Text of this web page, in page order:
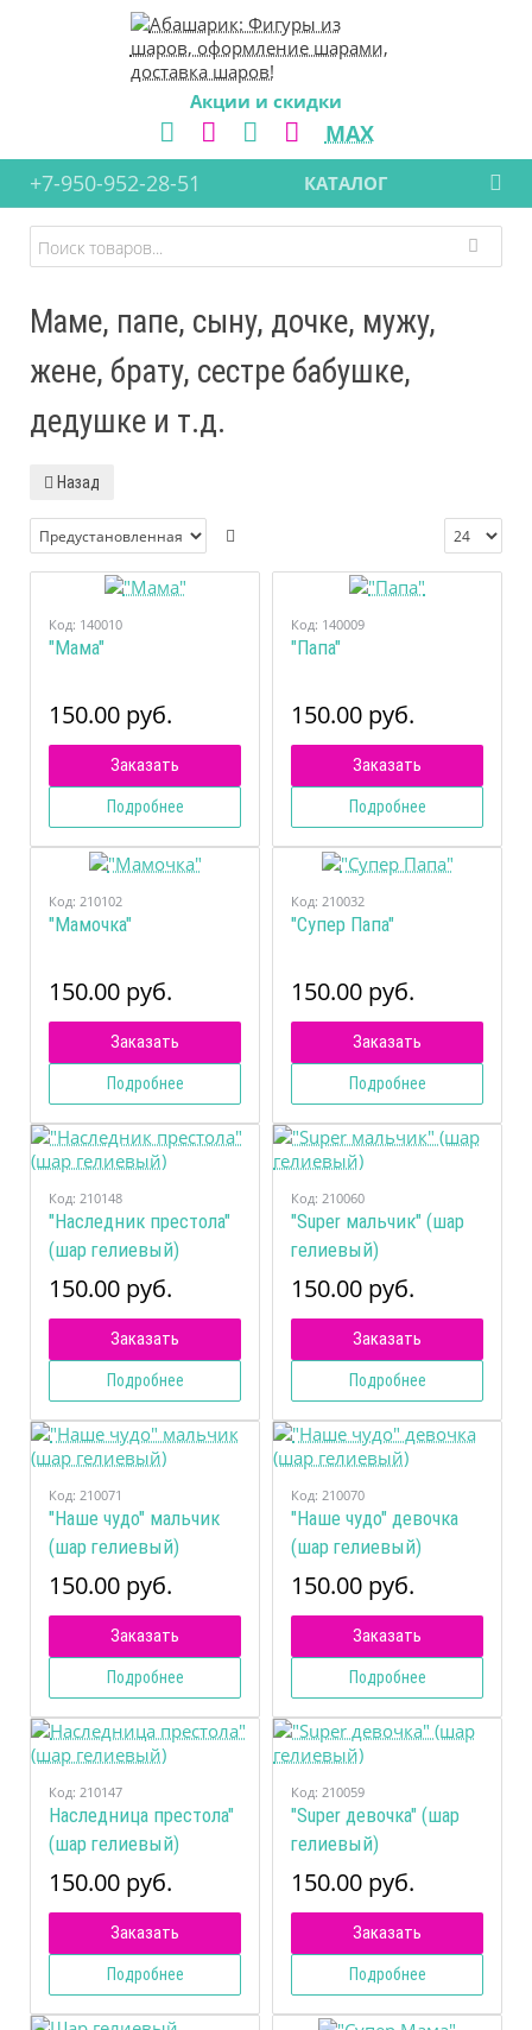
Акции и скидки
MAX
+7-950-952-28-51
КАТАЛОГ
Маме, папе, сыну, дочке, мужу,
жене, брату, сестре бабушке,
дедушке и т.д.
Назад
Код: 140010
"Мама"
150.00 руб.
Заказать
Подробнее
Код: 140009
"Папа"
150.00 руб.
Заказать
Подробнее
Код: 210102
"Мамочка"
150.00 руб.
Заказать
Подробнее
Код: 210032
"Супер Папа"
150.00 руб.
Заказать
Подробнее
Код: 210148
"Наследник престола"
(шар гелиевый)
150.00 руб.
Заказать
Подробнее
Код: 210060
"Super мальчик" (шар
гелиевый)
150.00 руб.
Заказать
Подробнее
Код: 210071
"Наше чудо" мальчик
(шар гелиевый)
150.00 руб.
Заказать
Подробнее
Код: 210070
"Наше чудо" девочка
(шар гелиевый)
150.00 руб.
Заказать
Подробнее
Код: 210147
Наследница престола"
(шар гелиевый)
150.00 руб.
Заказать
Подробнее
Код: 210059
"Super девочка" (шар
гелиевый)
150.00 руб.
Заказать
Подробнее